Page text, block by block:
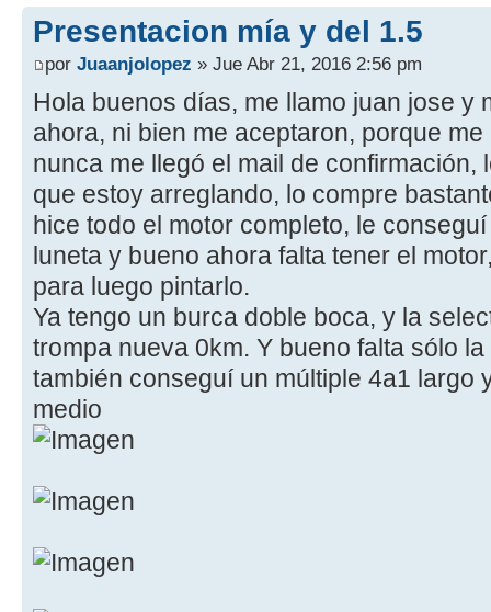
Presentacion mía y del 1.5
por Juaanjolopez » Jue Abr 21, 2016 2:56 pm
Hola buenos días, me llamo juan jose y
ahora, ni bien me aceptaron, porque
nunca me llegó el mail de confirmación,
que estoy arreglando, lo compre
hice todo el motor completo, le
luneta y bueno ahora falta tener el
para luego pintarlo.
Ya tengo un burca doble boca, y la
trompa nueva 0km. Y bueno falta sólo
también conseguí un múltiple 4a1 largo
medio